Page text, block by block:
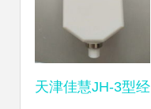
天津佳慧JH-3型经